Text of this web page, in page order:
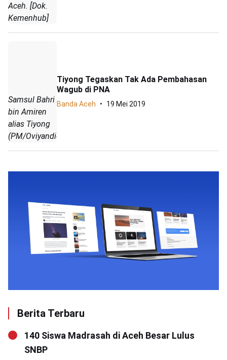
Aceh. [Dok.
Kemenhub]
Samsul Bahri
bin Amiren
alias Tiyong
(PM/Oviyandiemnur)
Tiyong Tegaskan Tak Ada Pembahasan
Wagub di PNA
Banda Aceh 19 Mei 2019
Berita Terbaru
140 Siswa Madrasah di Aceh Besar Lulus
SNBP